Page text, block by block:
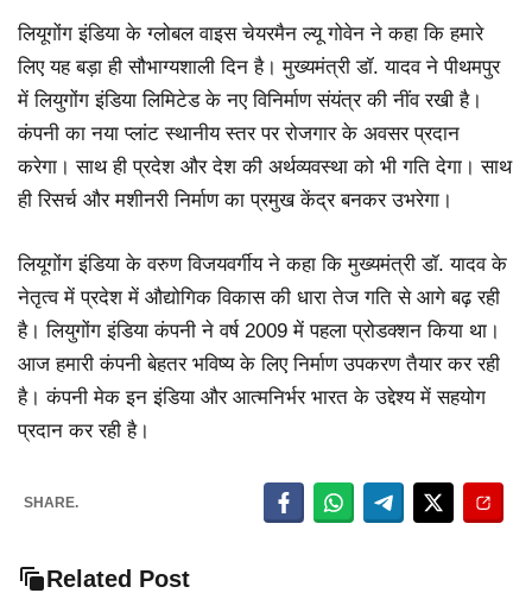
लियूगोंग इंडिया के ग्लोबल वाइस चेयरमैन ल्यू गोवेन ने कहा कि हमारे
लिए यह बड़ा ही सौभाग्यशाली दिन है। मुख्यमंत्री डॉ. यादव ने पीथमपुर
में लियुगोंग इंडिया लिमिटेड के नए विनिर्माण संयंत्र की नींव रखी है।
कंपनी का नया प्लांट स्थानीय स्तर पर रोजगार के अवसर प्रदान
करेगा। साथ ही प्रदेश और देश की अर्थव्यवस्था को भी गति देगा। साथ
ही रिसर्च और मशीनरी निर्माण का प्रमुख केंद्र बनकर उभरेगा।
लियूगोंग इंडिया के वरुण विजयवर्गीय ने कहा कि मुख्यमंत्री डॉ. यादव के
नेतृत्व में प्रदेश में औद्योगिक विकास की धारा तेज गति से आगे बढ़ रही
है। लियुगोंग इंडिया कंपनी ने वर्ष 2009 में पहला प्रोडक्शन किया था।
आज हमारी कंपनी बेहतर भविष्य के लिए निर्माण उपकरण तैयार कर रही
है। कंपनी मेक इन इंडिया और आत्मनिर्भर भारत के उद्देश्य में सहयोग
प्रदान कर रही है।
SHARE.
Related Post